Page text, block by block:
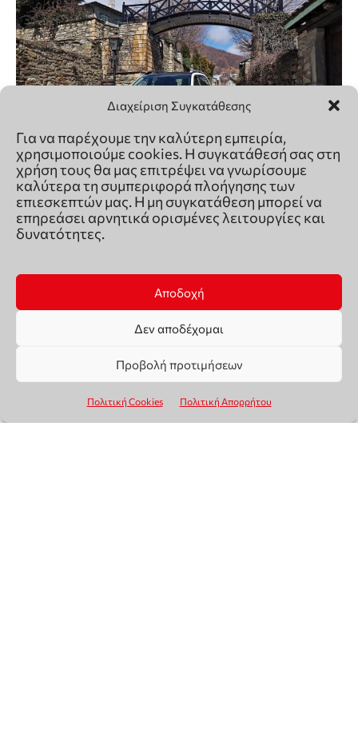
Διαχείριση Συγκατάθεσης
Για να παρέχουμε την καλύτερη εμπειρία,
χρησιμοποιούμε cookies. Η συγκατάθεσή σας στη
χρήση τους θα μας επιτρέψει να γνωρίσουμε
καλύτερα τη συμπεριφορά πλοήγησης των
επιεσκεπτών μας. Η μη συγκατάθεση μπορεί να
επηρεάσει αρνητικά ορισμένες λειτουργίες και
δυνατότητες.
Αποδοχή
Δεν αποδέχομαι
Προβολή προτιμήσεων
Πολιτική Cookies Πολιτική Απορρήτου